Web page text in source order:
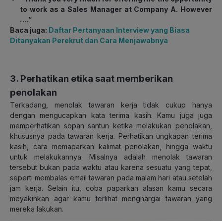
to work as a Sales Manager at Company A. However
….”
Baca juga: Daftar Pertanyaan Interview yang Biasa
Ditanyakan Perekrut dan Cara Menjawabnya
3. Perhatikan etika saat memberikan
penolakan
Terkadang, menolak tawaran kerja tidak cukup hanya
dengan mengucapkan kata terima kasih. Kamu juga juga
memperhatikan sopan santun ketika melakukan penolakan,
khususnya pada tawaran kerja. Perhatikan ungkapan terima
kasih, cara memaparkan kalimat penolakan, hingga waktu
untuk melakukannya. Misalnya adalah menolak tawaran
tersebut bukan pada waktu atau karena sesuatu yang tepat,
seperti membalas email tawaran pada malam hari atau setelah
jam kerja. Selain itu, coba paparkan alasan kamu secara
meyakinkan agar kamu terlihat menghargai tawaran yang
mereka lakukan.